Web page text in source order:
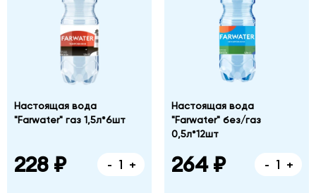
Настоящая вода
"Farwater" газ 1,5л*6шт
228 ₽ - +
Настоящая вода
"Farwater" без/газ
0,5л*12шт
264 ₽ - +